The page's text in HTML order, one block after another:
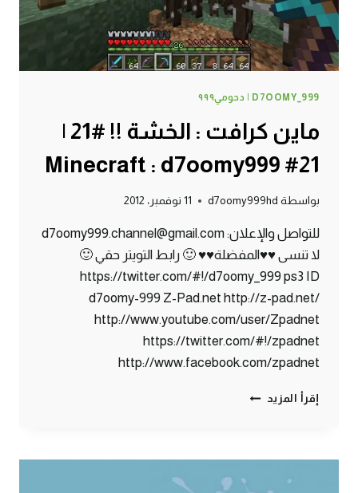
D7OOMY_999 | دحومي٩٩٩
ماين كرافت : الخشة !! #21 |
21# Minecraft : d7oomy999
بواسطة d7oomy999hd 11 نوفمبر، 2012
للتواصل والإعلان: d7oomy999.channel@gmail.com
لا تنسى ♥♥المفضلة♥♥ 🙂 رابط التويتر حقي 🙂
https://twitter.com/#!/d7oomy_999 ps3 ID
d7oomy-999 Z-Pad.net http://z-pad.net/
http://www.youtube.com/user/Zpadnet
https://twitter.com/#!/zpadnet
http://www.facebook.com/zpadnet
إقرأ المزيد ماين
!!